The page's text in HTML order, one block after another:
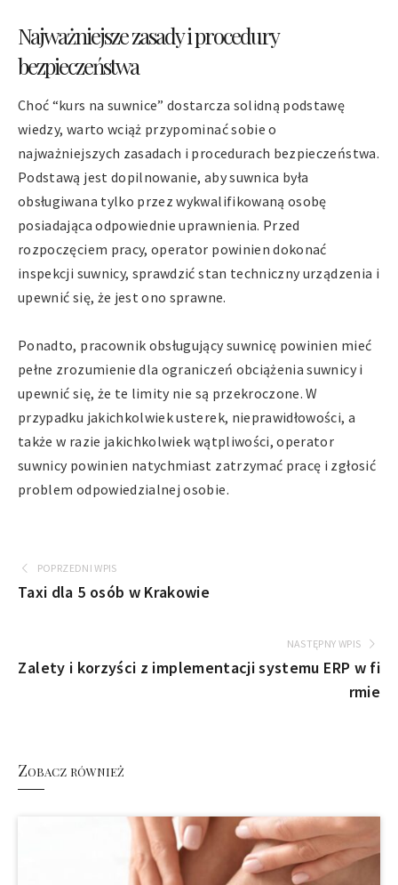
Najważniejsze zasady i procedury
bezpieczeństwa
Choć “kurs na suwnice” dostarcza solidną podstawę
wiedzy, warto wciąż przypominać sobie o
najważniejszych zasadach i procedurach bezpieczeństwa.
Podstawą jest dopilnowanie, aby suwnica była
obsługiwana tylko przez wykwalifikowaną osobę
posiadająca odpowiednie uprawnienia. Przed
rozpoczęciem pracy, operator powinien dokonać
inspekcji suwnicy, sprawdzić stan techniczny urządzenia i
upewnić się, że jest ono sprawne.
Ponadto, pracownik obsługujący suwnicę powinien mieć
pełne zrozumienie dla ograniczeń obciążenia suwnicy i
upewnić się, że te limity nie są przekroczone. W
przypadku jakichkolwiek usterek, nieprawidłowości, a
także w razie jakichkolwiek wątpliwości, operator
suwnicy powinien natychmiast zatrzymać pracę i zgłosić
problem odpowiedzialnej osobie.
POPRZEDNI WPIS
Taxi dla 5 osób w Krakowie
NASTĘPNY WPIS
Zalety i korzyści z implementacji systemu ERP w fi
rmie
Zobacz również